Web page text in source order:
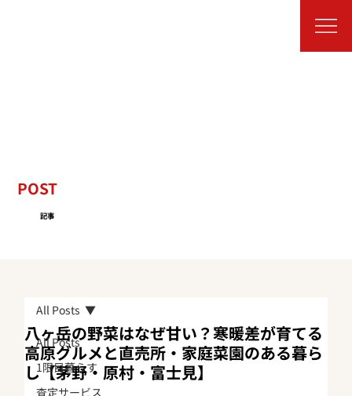
POST
記事
All Posts
1限目暮らす
査定サービス
All Posts
八ヶ岳の野菜はなぜ甘い？寒暖差が育てる
高原グルメと直売所・家庭菜園のある暮ら
し【茅野・原村・富士見】